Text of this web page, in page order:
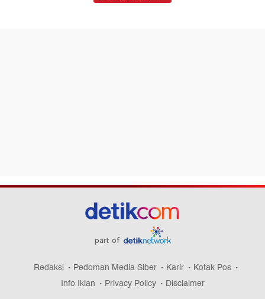
part of
Redaksi Pedoman Media Siber Karir
Kotak Pos
Info Iklan
Privacy Policy Disclaimer